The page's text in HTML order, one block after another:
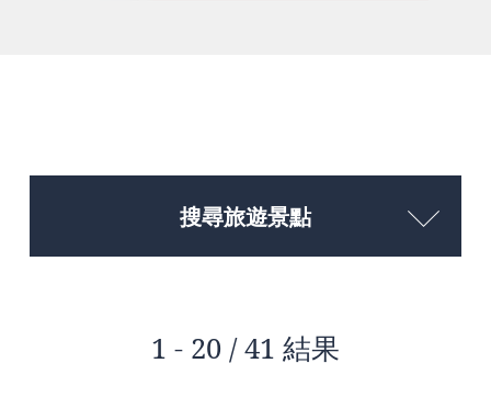
搜尋旅遊景點
1 - 20 / 41 結果